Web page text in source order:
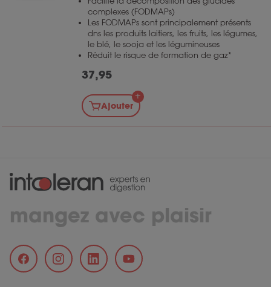
complexes (FODMAPs)
Les FODMAPs sont principalement présents
dns les produits laitiers, les fruits, les légumes,
le blé, le sooja et les légumineuses
Réduit le risque de formation de gaz*
37,95
Ajouter
mangez avec plaisir